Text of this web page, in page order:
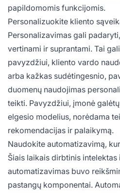
papildomomis funkcijomis.
Personalizuokite kliento
Personalizavimas gali
vertinami ir suprantami. Tai
pavyzdžiui, kliento vardo
arba kažkas sudėtingesnio,
duomenų naudojimas
teikti. Pavyzdžiui, įmonė
elgesio modelius, norėdama
rekomendacijas ir palaikymą.
Naudokite automatizavimą,
Šiais laikais dirbtinis intelektas
automatizavimas buvo
pastangų komponentai.